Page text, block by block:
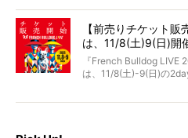
day1の司会はフレブル
ェスには世代ど真ん中
に豪華なラインナップ。
北は北海道、南は鹿児島
グが一堂に会した「フ
【前売りチケット
は、11/8(土)9(日)開
マソング制作も決定
『French Bulldog LIVE
は、11/8(土)-9(日)の
お得な前売りチケット